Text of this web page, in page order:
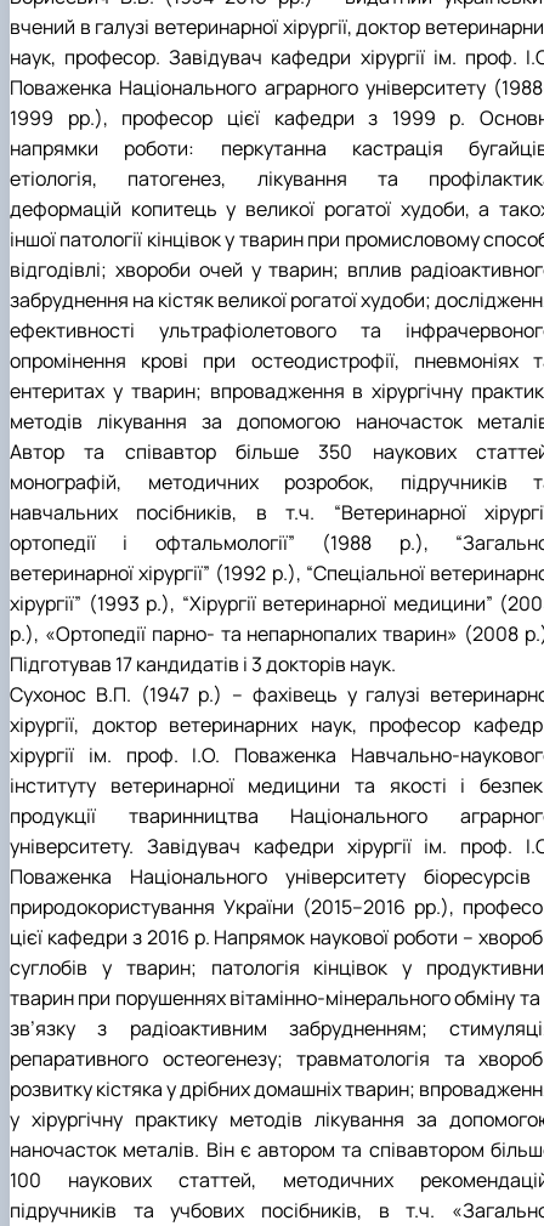
вчений в галузі ветеринарної хірургії, доктор
наук, професор. Завідувач кафедри хірургії ім. проф.
Поваженка Національного аграрного університету
1999 рр.), професор цієї кафедри з 1999 р.
напрямки роботи: перкутанна кастрація
етіологія, патогенез, лікування та
деформацій копитець у великої рогатої худоби, а
іншої патології кінцівок у тварин при промисловому
відгодівлі; хвороби очей у тварин; вплив
забруднення на кістяк великої рогатої худоби;
ефективності ультрафіолетового та
опромінення крові при остеодистрофії, пневмоніях
ентеритах у тварин; впровадження в хірургічну
методів лікування за допомогою наночасток
Автор та співавтор більше 350 наукових
монографій, методичних розробок, підручників
навчальних посібників, в т.ч. “Ветеринарної
ортопедії і офтальмології” (1988 р.),
ветеринарної хірургії” (1992 р.), “Спеціальної
хірургії” (1993 р.), “Хірургії ветеринарної медицини”
р.), «Ортопедії парно- та непарнопалих тварин» (2008
Підготував 17 кандидатів і 3 докторів наук.
Сухонос В.П. (1947 р.) – фахівець у галузі
хірургії, доктор ветеринарних наук, професор
хірургії ім. проф. І.О. Поваженка Навчально-
інституту ветеринарної медицини та якості і
продукції тваринництва Національного
університету. Завідувач кафедри хірургії ім. проф.
Поваженка Національного університету біоресурсів
природокористування України (2015–2016 рр.),
цієї кафедри з 2016 р. Напрямок наукової роботи –
суглобів у тварин; патологія кінцівок у
тварин при порушеннях вітамінно-мінерального обміну та
зв’язку з радіоактивним забрудненням;
репаративного остеогенезу; травматологія та
розвитку кістяка у дрібних домашніх тварин;
у хірургічну практику методів лікування за
наночасток металів. Він є автором та співавтором
100 наукових статтей, методичних
підручників та учбових посібників, в т.ч.